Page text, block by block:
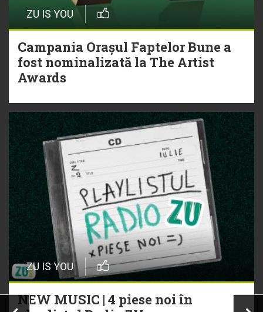
ZU IS YOU
Campania Orașul Faptelor Bune a
fost nominalizată la The Artist
Awards
ZU IS YOU
NEW MUSIC | 4 piese noi în